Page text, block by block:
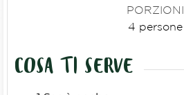
PORZIONI
4 persone
COSA TI SERVE